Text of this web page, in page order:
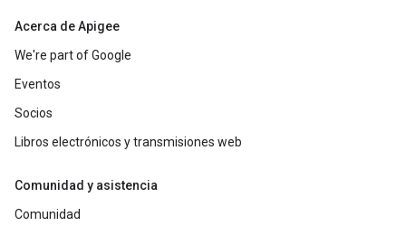
Acerca de Apigee
We're part of Google
Eventos
Socios
Libros electrónicos y transmisiones web
Comunidad y asistencia
Comunidad